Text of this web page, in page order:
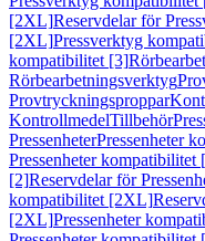
[2XL]Reservdelar för
[2XL]Pressverktyg
kompatibilitet [3]
Rörbearbetningsverktyg
Provtryckningsproppar
KontrollmedelTillbehör
PressenheterPressenheter
Pressenheter kompatibilitet
[2]Reservdelar för
kompatibilitet [2XL]
[2XL]Pressenheter